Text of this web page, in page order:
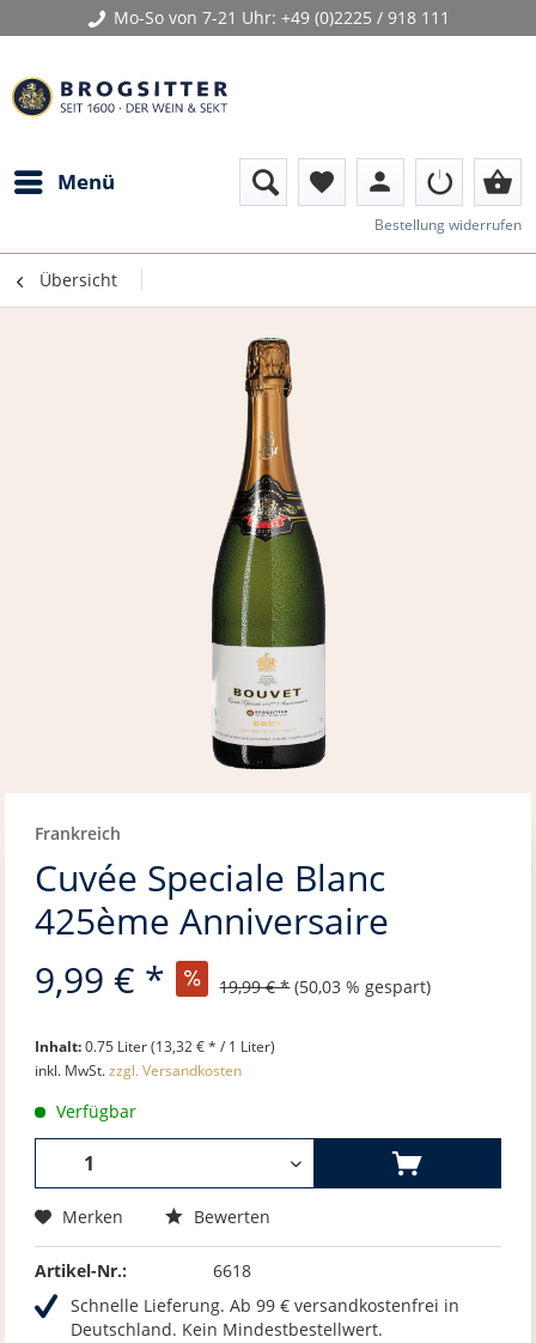
Mo-So von 7-21 Uhr: +49 (0)2225 / 918 111
Menü favorite person shopping_basket
Bestellung widerrufen
Übersicht
Frankreich
Cuvée Speciale Blanc
425ème Anniversaire
9,99 € *
19,99 € * (50,03 % gespart)
Inhalt:0.75 Liter (13,32 € * / 1 Liter)
inkl. MwSt.zzgl. Versandkosten
Verfügbar
Merken Bewerten
Artikel-Nr.:
6618
Schnelle Lieferung. Ab 99 € versandkostenfrei in
Deutschland. Kein Mindestbestellwert.